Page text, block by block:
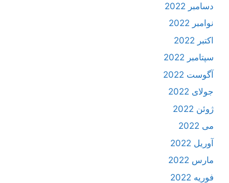
دسامبر 2022
نوامبر 2022
اکتبر 2022
سپتامبر 2022
آگوست 2022
جولای 2022
ژوئن 2022
می 2022
آوریل 2022
مارس 2022
فوریه 2022